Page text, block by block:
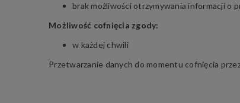
brak możliwości otrzymywania informacji o
Możliwość cofnięcia zgody:
w każdej chwili
Przetwarzanie danych do momentu cofnięcia